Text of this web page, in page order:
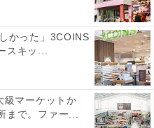
の口コミは？
以下のような口コミが寄
呂の質が非常に高く、サ
かった」3COINS
スキッ...
級マーケットか
まで。ファー...